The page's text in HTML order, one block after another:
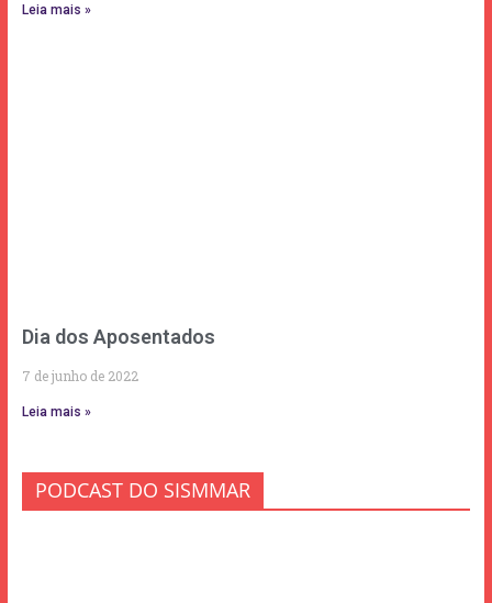
Leia mais »
Dia dos Aposentados
7 de junho de 2022
Leia mais »
PODCAST DO SISMMAR